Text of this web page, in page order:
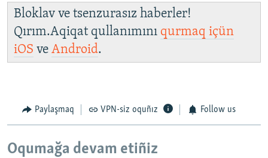
Bloklav ve tsenzurasız haberler!
Qırım.Aqiqat qullanımını qurmaq içün
iOS ve Android.
Paylaşmaq VPN-siz oquñız Follow us
Oqumağa devam etiñiz